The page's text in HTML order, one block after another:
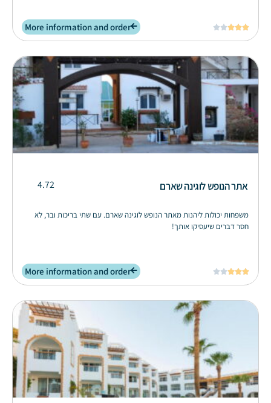





More information and order
אתר הנופש לוגינה שארם 4.72
משפחות יכולות ליהנות מאתר הנופש לוגינה שארם. עם שתי בריכות ובר, לא
חסר דברים שיעסיקו אותך!





More information and order